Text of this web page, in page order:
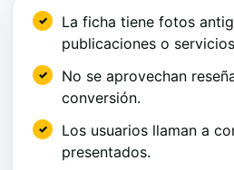
La ficha tiene fotos
publicaciones o
No se aprovechan
conversión.
Los usuarios llaman a
presentados.